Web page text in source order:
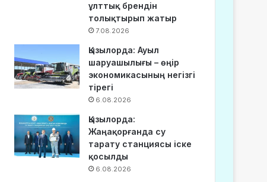
ұлттық брендін
толықтырып жатыр
7.08.2026
Қызылорда: Ауыл
шаруашылығы – өңір
экономикасының негізгі
тірегі
6.08.2026
Қызылорда:
Жаңақорғанда су
тарату станциясы іске
қосылды
6.08.2026